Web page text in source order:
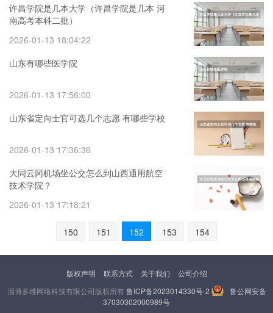
许昌学院是几本大学（许昌学院是几本 河
南高考本科二批）
2026-01-13 18:04:22
山东有哪些医学院
2026-01-13 17:56:00
山东省定向士官可选几个志愿 有哪些学校
2026-01-13 17:36:36
大同云冈机场坐公交怎么到山西通用航空
技术学院？
2026-01-13 17:18:21
150 151 152 153 154
版权声明 联系方式 关于我们
公司介绍
淄博多维网络科技有限公司版权所有鲁ICP备2023014330号-2
鲁公网安备
37030302000989号